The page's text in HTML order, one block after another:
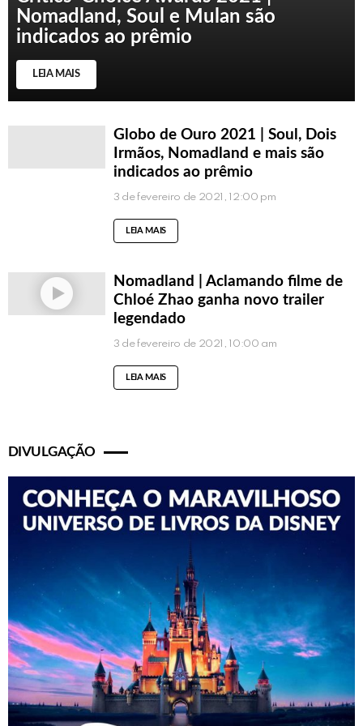
Nomadland, Soul e Mulan são
indicados ao prêmio
LEIA MAIS
Globo de Ouro 2021 | Soul, Dois
Irmãos, Nomadland e mais são
indicados ao prêmio
3 de fevereiro de 2021, 12:00 pm
LEIA MAIS
Nomadland | Aclamando filme de
Chloé Zhao ganha novo trailer
legendado
3 de fevereiro de 2021, 10:00 am
LEIA MAIS
DIVULGAÇÃO